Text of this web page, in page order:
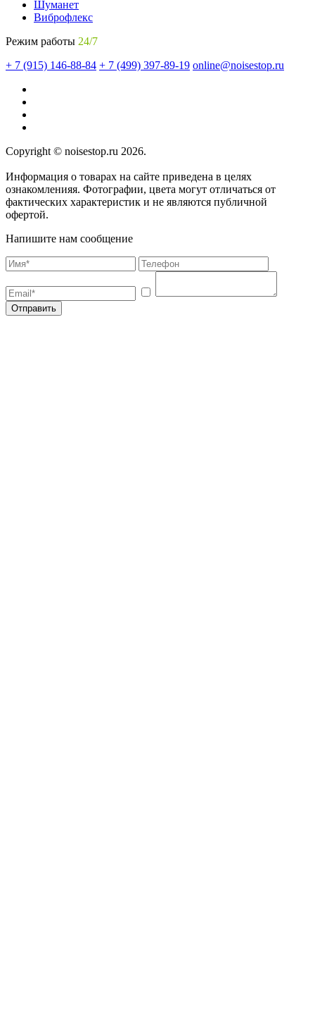
Шуманет
Виброфлекс
Режим работы 24/7
+ 7 (915) 146-88-84 + 7 (499) 397-89-19 online@noisestop.ru
Copyright © noisestop.ru 2026.
Информация о товарах на сайте приведена в целях
ознакомленияя. Фотографии, цвета могут отличаться от
фактических характеристик и не являются публичной
офертой.
Напишите нам сообщение
Отправить